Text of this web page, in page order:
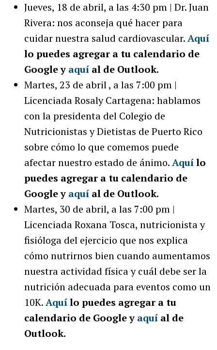
Jueves, 18 de abril, a las 4:30 pm | Dr. Juan
Rivera: nos aconseja qué hacer para
cuidar nuestra salud cardiovascular.Aquí
lo puedes agregar a tu calendario de
Google y aquí al de Outlook.
Martes, 23 de abril , a las 7:00 pm |
Licenciada Rosaly Cartagena: hablamos
con la presidenta del Colegio de
Nutricionistas y Dietistas de Puerto Rico
sobre cómo lo que comemos puede
afectar nuestro estado de ánimo.Aquílo
puedes agregar a tu calendario de
Google y aquí al de Outlook.
Martes, 30 de abril, a las 7:00 pm |
Licenciada Roxana Tosca, nutricionista y
fisióloga del ejercicio que nos explica
cómo nutrirnos bien cuando aumentamos
nuestra actividad física y cuál debe ser la
nutrición adecuada para eventos como un
10K.Aquílo puedes agregar a tu
calendario de Google y aquí al de
Outlook.